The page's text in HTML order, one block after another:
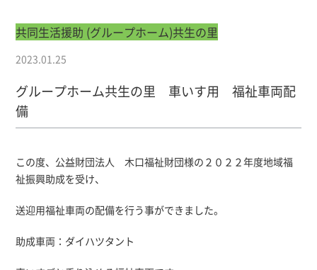
共同生活援助 (グループホーム)共生の里
2023.01.25
グループホーム共生の里 車いす用 福祉車両配
備
この度、公益財団法人 木口福祉財団様の２０２２年度地域福
祉振興助成を受け、
送迎用福祉車両の配備を行う事ができました。
助成車両：ダイハツタント